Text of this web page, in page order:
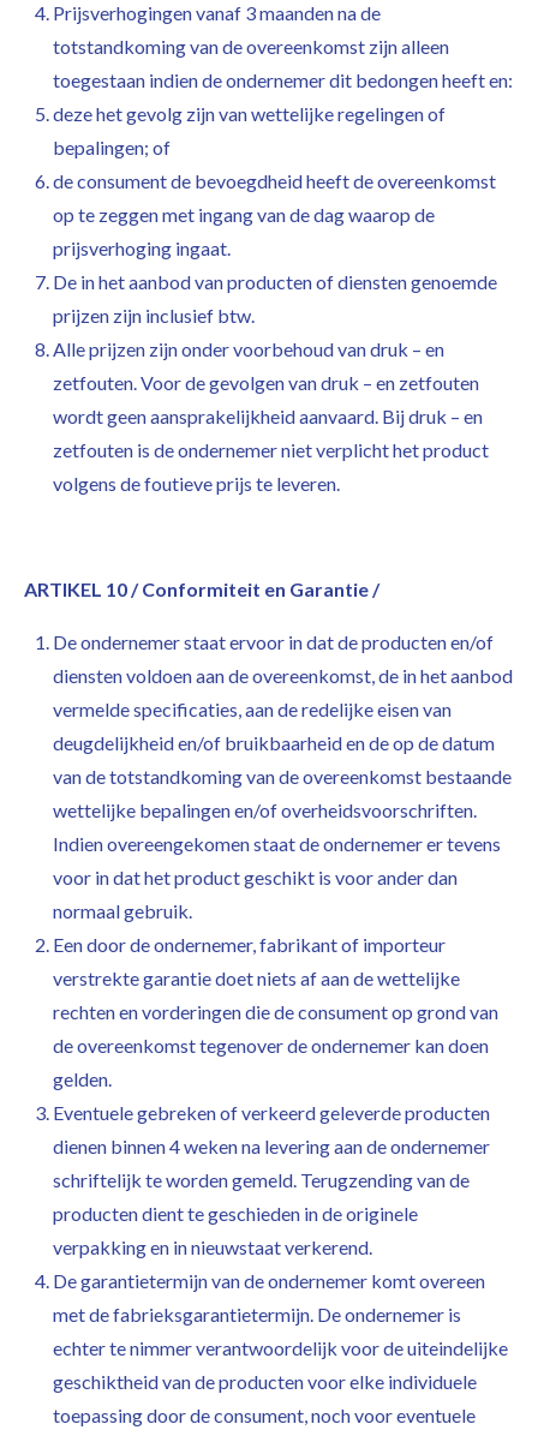
Prijsverhogingen vanaf 3 maanden na de
totstandkoming van de overeenkomst zijn alleen
toegestaan indien de ondernemer dit bedongen heeft en:
deze het gevolg zijn van wettelijke regelingen of
bepalingen; of
de consument de bevoegdheid heeft de overeenkomst
op te zeggen met ingang van de dag waarop de
prijsverhoging ingaat.
De in het aanbod van producten of diensten genoemde
prijzen zijn inclusief btw.
Alle prijzen zijn onder voorbehoud van druk – en
zetfouten. Voor de gevolgen van druk – en zetfouten
wordt geen aansprakelijkheid aanvaard. Bij druk – en
zetfouten is de ondernemer niet verplicht het product
volgens de foutieve prijs te leveren.
ARTIKEL 10 / Conformiteit en Garantie /
De ondernemer staat ervoor in dat de producten en/of
diensten voldoen aan de overeenkomst, de in het aanbod
vermelde specificaties, aan de redelijke eisen van
deugdelijkheid en/of bruikbaarheid en de op de datum
van de totstandkoming van de overeenkomst bestaande
wettelijke bepalingen en/of overheidsvoorschriften.
Indien overeengekomen staat de ondernemer er tevens
voor in dat het product geschikt is voor ander dan
normaal gebruik.
Een door de ondernemer, fabrikant of importeur
verstrekte garantie doet niets af aan de wettelijke
rechten en vorderingen die de consument op grond van
de overeenkomst tegenover de ondernemer kan doen
gelden.
Eventuele gebreken of verkeerd geleverde producten
dienen binnen 4 weken na levering aan de ondernemer
schriftelijk te worden gemeld. Terugzending van de
producten dient te geschieden in de originele
verpakking en in nieuwstaat verkerend.
De garantietermijn van de ondernemer komt overeen
met de fabrieksgarantietermijn. De ondernemer is
echter te nimmer verantwoordelijk voor de uiteindelijke
geschiktheid van de producten voor elke individuele
toepassing door de consument, noch voor eventuele